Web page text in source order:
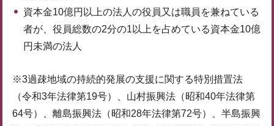
資本金10億円以上の法人の役員又は職員を兼ねている
者が、役員総数の2分の1以上を占めている資本金10億
円未満の法人
※3過疎地域の持続的発展の支援に関する特別措置法
（令和3年法律第19号）、山村振興法（昭和40年法律第
64号）、離島振興法（昭和28年法律第72号）、半島振興